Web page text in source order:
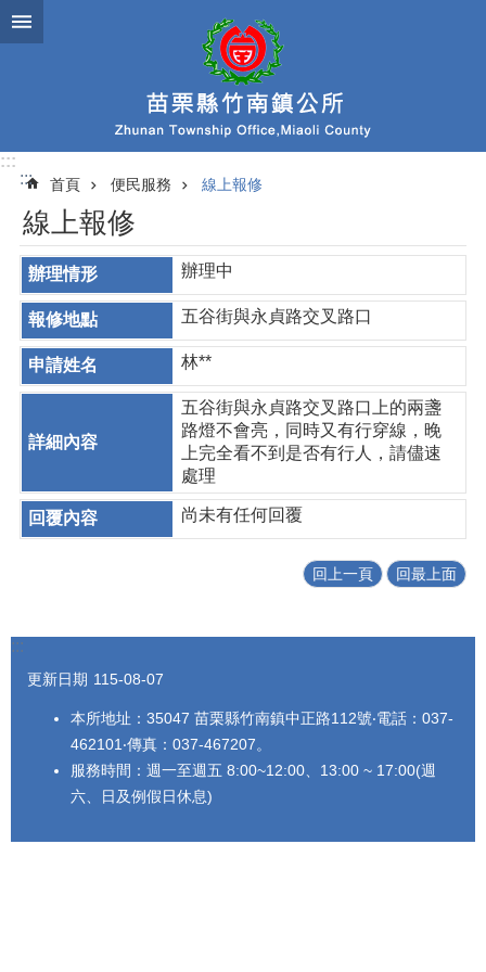
跳到主要內容區塊
:::
:::
首頁 便民服務 線上報修
線上報修
辦理中
五谷街與永貞路交叉路口
林**
五谷街與永貞路交叉路口上的兩盞
路燈不會亮，同時又有行穿線，晚
上完全看不到是否有行人，請儘速
處理
尚未有任何回覆
回上一頁 回最上面
:::
更新日期 115-08-07
本所地址：35047 苗栗縣竹南鎮中正路112號‧電話：037-
462101‧傳真：037-467207。
服務時間：週一至週五 8:00~12:00、13:00 ~ 17:00(週
六、日及例假日休息)